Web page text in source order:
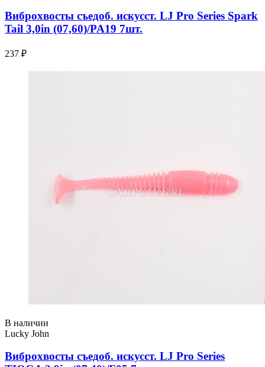
Виброхвосты съедоб. искусст. LJ Pro Series Spark
Tail 3,0in (07,60)/PA19 7шт.
237 ₽
В наличии
Lucky John
Виброхвосты съедоб. искусст. LJ Pro Series